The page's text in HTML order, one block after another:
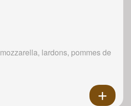
lardons, pommes de